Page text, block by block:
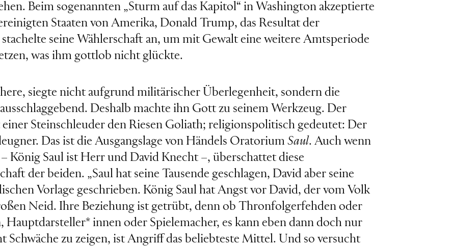
Beim sogenannten „Sturm auf das Kapitol“ in Washington akzeptierte
Staaten von Amerika, Donald Trump, das Resultat der
seine Wählerschaft an, um mit Gewalt eine weitere Amtsperiode
was ihm gottlob nicht glückte.
siegte nicht aufgrund militärischer Überlegenheit, sondern die
Deshalb machte ihn Gott zu seinem Werkzeug. Der
Steinschleuder den Riesen Goliath; religionspolitisch gedeutet: Der
Das ist die Ausgangslage von Händels OratoriumSaul. Auch wenn
König Saul ist Herr und David Knecht –, überschattet diese
der beiden. „Saul hat seine Tausende geschlagen, David aber seine
Vorlage geschrieben. König Saul hat Angst vor David, der vom Volk
Neid. Ihre Beziehung ist getrübt, denn ob Thronfolgerfehden oder
innen oder Spielemacher, es kann eben dann doch nur
Schwäche zu zeigen, ist Angriff das beliebteste Mittel. Und so versucht